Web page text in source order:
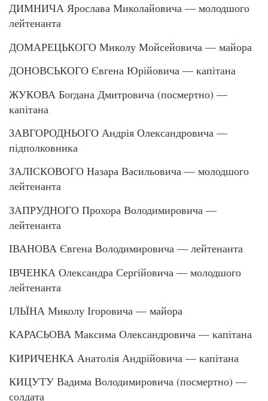
ДИМНИЧА Ярослава Миколайовича — молодшого
лейтенанта
ДОМАРЕЦЬКОГО Миколу Мойсейовича — майора
ДОНОВСЬКОГО Євгена Юрійовича — капітана
ЖУКОВА Богдана Дмитровича (посмертно) —
капітана
ЗАВГОРОДНЬОГО Андрія Олександровича —
підполковника
ЗАЛІСКОВОГО Назара Васильовича — молодшого
лейтенанта
ЗАПРУДНОГО Прохора Володимировича —
лейтенанта
ІВАНОВА Євгена Володимировича — лейтенанта
ІВЧЕНКА Олександра Сергійовича — молодшого
лейтенанта
ІЛЬЇНА Миколу Ігоровича — майора
КАРАСЬОВА Максима Олександровича — капітана
КИРИЧЕНКА Анатолія Андрійовича — капітана
КИЦУТУ Вадима Володимировича (посмертно) —
солдата